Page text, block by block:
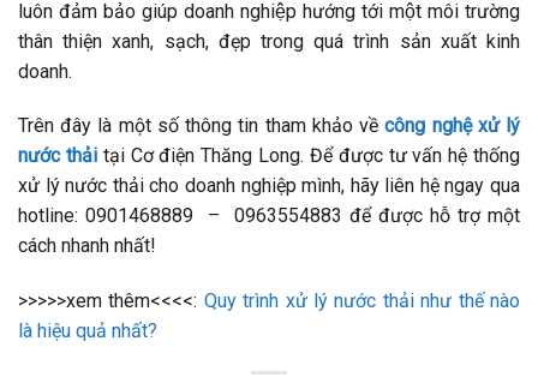
luôn đảm bảo giúp doanh nghiệp hướng tới một môi trường
thân thiện xanh, sạch, đẹp trong quá trình sản xuất kinh
doanh.
Trên đây là một số thông tin tham khảo vềcông nghệ xử lý
nước thảitại Cơ điện Thăng Long. Để được tư vấn hệ thống
xử lý nước thải cho doanh nghiệp mình, hãy liên hệ ngay qua
hotline: 0901468889 – 0963554883 để được hỗ trợ một
cách nhanh nhất!
>>>>>xem thêm<<<<: Quy trình xử lý nước thải như thế nào
là hiệu quả nhất?